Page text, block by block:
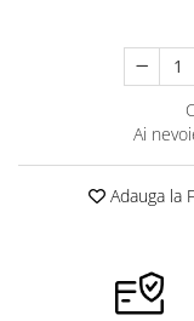
Ai
Adauga la